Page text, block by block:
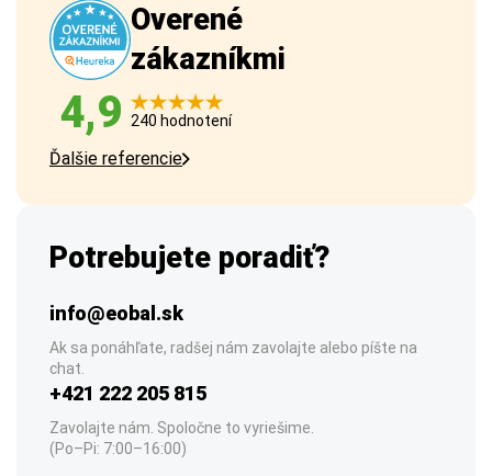
Overené
zákazníkmi
4,9 240 hodnotení
Ďalšie referencie
Potrebujete poradiť?
info@eobal.sk
Ak sa ponáhľate, radšej nám zavolajte alebo píšte na
chat.
+421 222 205 815
Zavolajte nám. Spoločne to vyriešime.
(Po–Pi: 7:00–16:00)